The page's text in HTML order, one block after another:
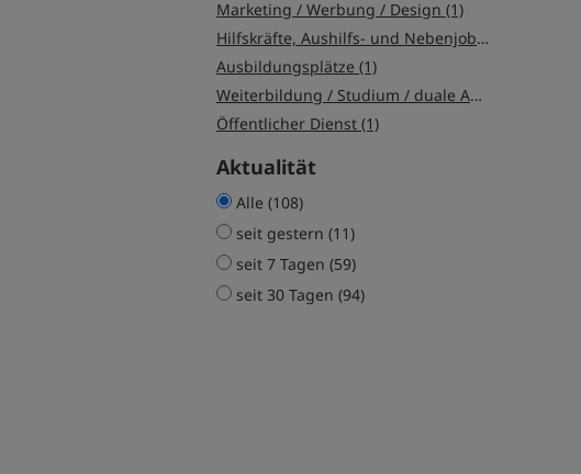
Marketing / Werbung / Design (1)
Hilfskräfte, Aushilfs- und Nebenjobs (1)
Ausbildungsplätze (1)
Weiterbildung / Studium / duale Ausbildung (1)
Öffentlicher Dienst (1)
Aktualität
Alle (108)
seit gestern (11)
seit 7 Tagen (59)
seit 30 Tagen (94)